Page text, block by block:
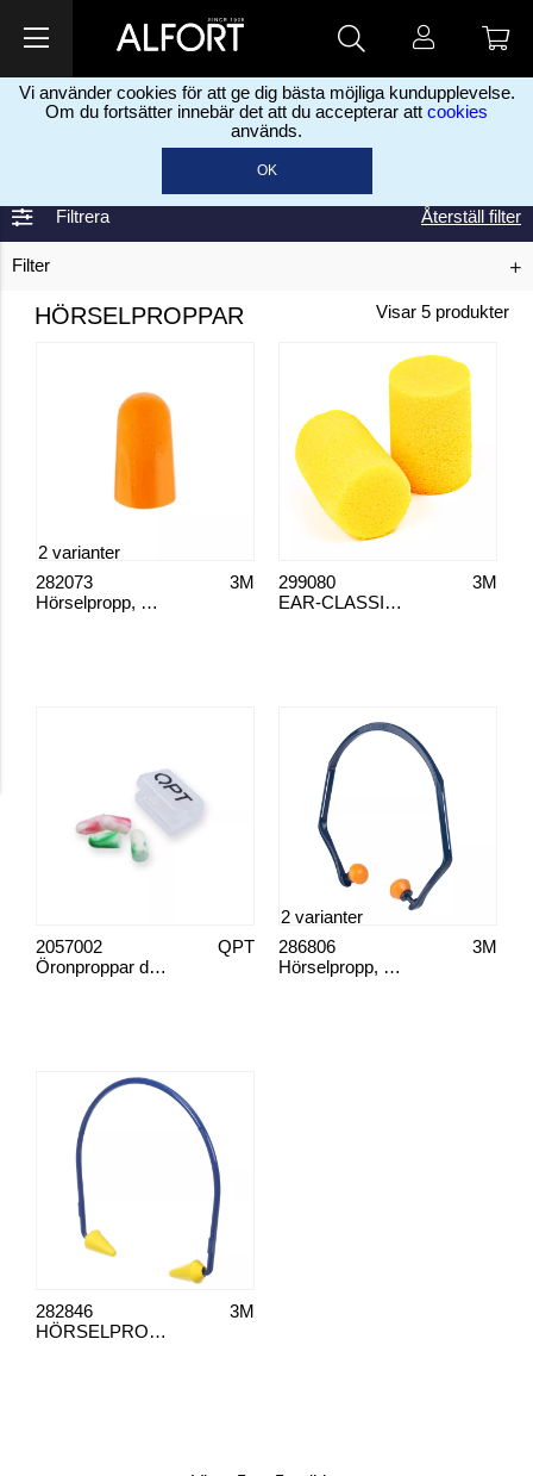
Vi använder cookies för att ge dig bästa möjliga kundupplevelse.
Om du fortsätter innebär det att du accepterar att cookies
används.
OK
Hörselskydd
Filtrera
Filter
Återställ filter
HÖRSELPROPPAR Visar 5 produkter
Hörselpropp, 3M 1100
3M
282073
2 varianter
EAR-CLASSIC, HÖRSELPROPP STORPACK 250 PAR
3M
299080
Öronproppar duopack i ask
QPT
2057002
Hörselpropp, 3M 1310
3M
286806
2 varianter
HÖRSELPROPPAR CABOFLEX MED BYGEL
3M
282846